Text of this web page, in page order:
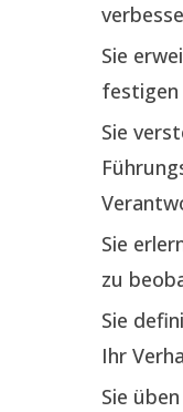
Sie
festigen
Sie
Sie
zu
Sie
Ihr
Sie